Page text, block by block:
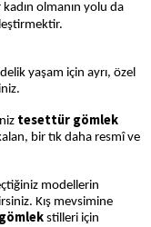
kadın olmanın yolu da
yaşam için ayrı, özel
tesettür gömlek
bir tık daha resmî ve
modellerin
Kış mevsimine
stilleri için